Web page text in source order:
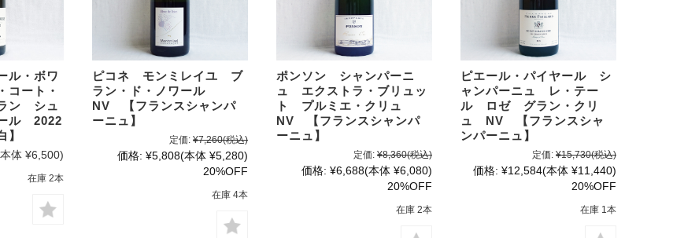
ル・ボワ
ート・
ン シュ
ル 2022
体 ¥6,500)
在庫 2本
ピコネ モンミレイユ ブ
ラン・ド・ノワール
NV 【フランスシャンパ
ーニュ】
定価: ¥7,260(税込)
価格: ¥5,808(本体 ¥5,280)
20%OFF
在庫 4本
ポンソン シャンパーニ
ュ エクストラ・ブリュッ
ト プルミエ・クリュ
NV 【フランスシャンパ
ーニュ】
定価: ¥8,360(税込)
価格: ¥6,688(本体 ¥6,080)
20%OFF
在庫 2本
ピエール・パイヤール シ
ャンパーニュ レ・テー
ル ロゼ グラン・クリ
ュ NV 【フランスシャ
ンパーニュ】
定価: ¥15,730(税込)
価格: ¥12,584(本体 ¥11,440)
20%OFF
在庫 1本